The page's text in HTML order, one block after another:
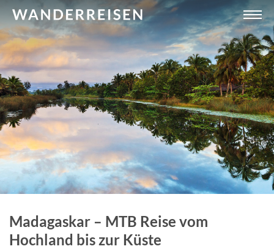
Madagaskar – MTB Reise vom
Hochland bis zur Küste